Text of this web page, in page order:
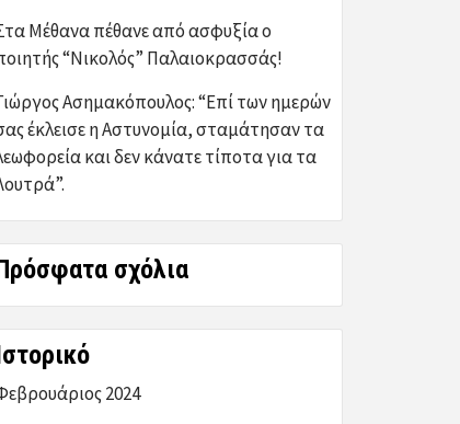
Μέθανα πέθανε από ασφυξία ο
“Νικολός” Παλαιοκρασσάς!
Ασημακόπουλος: “Επί των ημερών
έκλεισε η Αστυνομία, σταμάτησαν τα
και δεν κάνατε τίποτα για τα
σχόλια
2024